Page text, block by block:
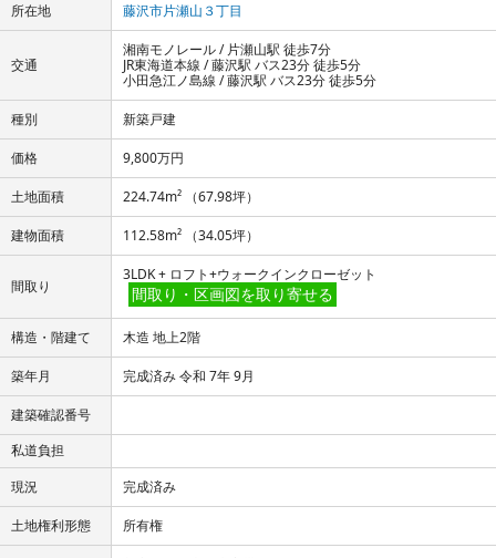
所在地 藤沢市片瀬山３丁目
交通
湘南モノレール / 片瀬山駅 徒歩7分
JR東海道本線 / 藤沢駅 バス23分 徒歩5分
小田急江ノ島線 / 藤沢駅 バス23分 徒歩5分
種別 新築戸建
価格 9,800万円
土地面積 224.74m² （67.98坪）
建物面積 112.58m² （34.05坪）
間取り
3LDK + ロフト+ウォークインクローゼット
間取り・区画図を取り寄せる
構造・階建て 木造 地上2階
築年月 完成済み 令和 7年 9月
建築確認番号
私道負担
現況
完成済み
土地権利形態 所有権